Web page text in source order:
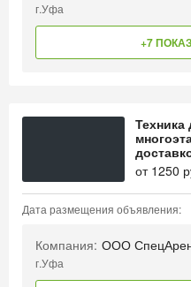
г.Уфа
+7
Техника
от 1250
Дата размещения объявления:
Компания: ООО
г.Уфа